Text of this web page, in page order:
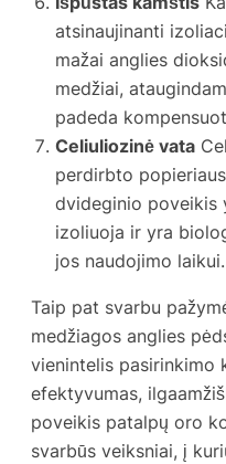
atsinaujinanti
mažai anglies
medžiai,
padeda
Celiuliozinė vata
perdirbto
dvideginio poveikis
izoliuoja ir yra
jos naudojimo laikui.
Taip pat svarbu
medžiagos anglies
vienintelis pasirinkimo
efektyvumas,
poveikis patalpų oro
svarbūs veiksniai, į